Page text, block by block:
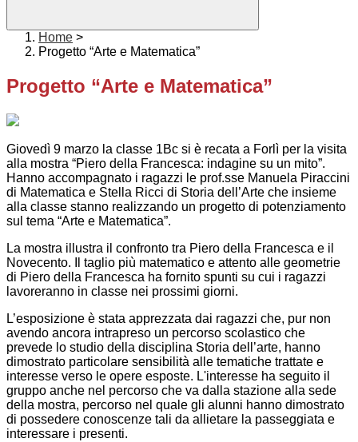
Home >
Progetto “Arte e Matematica”
Progetto “Arte e Matematica”
Giovedì 9 marzo la classe 1Bc si è recata a Forlì per la visita
alla mostra “Piero della Francesca: indagine su un mito”.
Hanno accompagnato i ragazzi le prof.sse Manuela Piraccini
di Matematica e Stella Ricci di Storia dell’Arte che insieme
alla classe stanno realizzando un progetto di potenziamento
sul tema “Arte e Matematica”.
La mostra illustra il confronto tra Piero della Francesca e il
Novecento. Il taglio più matematico e attento alle geometrie
di Piero della Francesca ha fornito spunti su cui i ragazzi
lavoreranno in classe nei prossimi giorni.
L’esposizione è stata apprezzata dai ragazzi che, pur non
avendo ancora intrapreso un percorso scolastico che
prevede lo studio della disciplina Storia dell’arte, hanno
dimostrato particolare sensibilità alle tematiche trattate e
interesse verso le opere esposte. L'interesse ha seguito il
gruppo anche nel percorso che va dalla stazione alla sede
della mostra, percorso nel quale gli alunni hanno dimostrato
di possedere conoscenze tali da allietare la passeggiata e
interessare i presenti.